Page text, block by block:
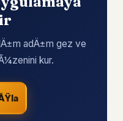
adÄ±m gez ve
kur.